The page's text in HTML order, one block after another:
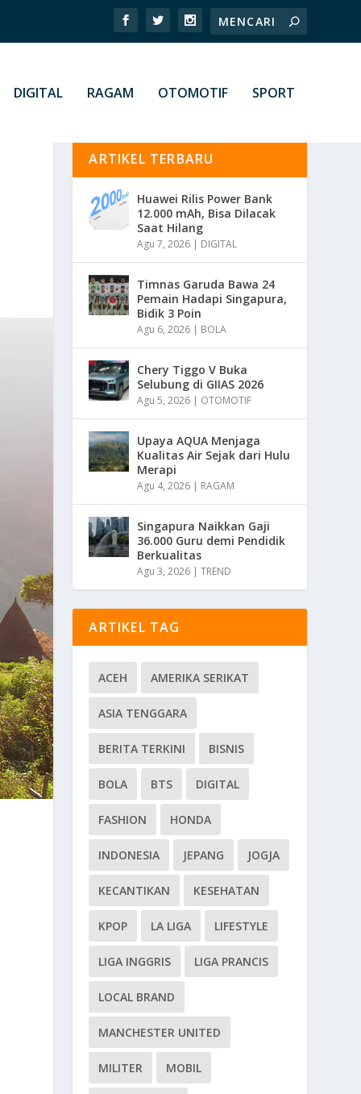
DIGITAL RAGAM OTOMOTIF SPORT
ARTIKEL TERBARU
Huawei Rilis Power Bank
12.000 mAh, Bisa Dilacak
Saat Hilang
Agu 7, 2026 | DIGITAL
Timnas Garuda Bawa 24
Pemain Hadapi Singapura,
Bidik 3 Poin
Agu 6, 2026 | BOLA
Chery Tiggo V Buka
Selubung di GIIAS 2026
Agu 5, 2026 | OTOMOTIF
Upaya AQUA Menjaga
Kualitas Air Sejak dari Hulu
Merapi
Agu 4, 2026 | RAGAM
Singapura Naikkan Gaji
36.000 Guru demi Pendidik
Berkualitas
Agu 3, 2026 |TREND
ARTIKEL TAG
ACEH AMERIKA SERIKAT
ASIA TENGGARA
BERITA TERKINI BISNIS
BOLA BTS DIGITAL
FASHION HONDA
INDONESIA JEPANG JOGJA
KECANTIKAN KESEHATAN
KPOP LA LIGA LIFESTYLE
LIGA INGGRIS LIGA PRANCIS
LOCAL BRAND
MANCHESTER UNITED
MILITER MOBIL